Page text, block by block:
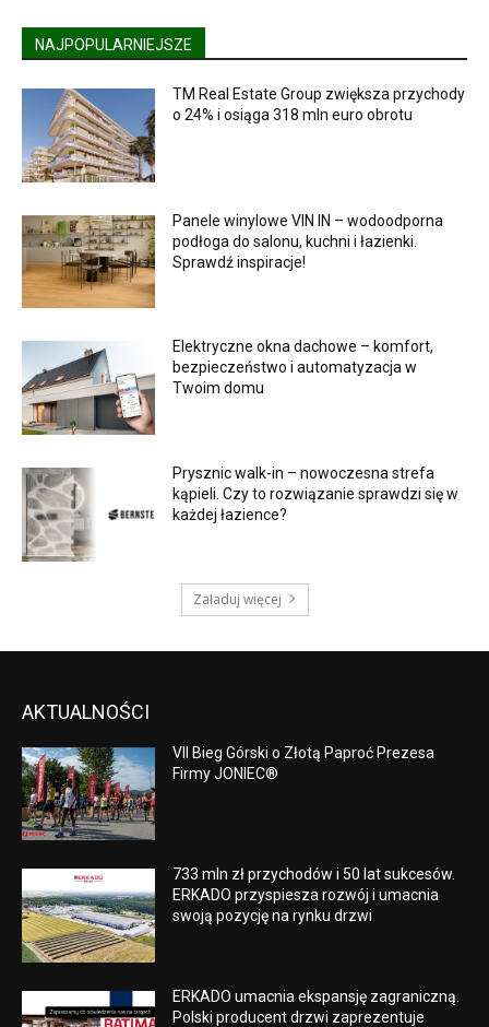
NAJPOPULARNIEJSZE
TM Real Estate Group zwiększa przychody
o 24% i osiąga 318 mln euro obrotu
Panele winylowe VIN IN – wodoodporna
podłoga do salonu, kuchni i łazienki.
Sprawdź inspiracje!
Elektryczne okna dachowe – komfort,
bezpieczeństwo i automatyzacja w
Twoim domu
Prysznic walk-in – nowoczesna strefa
kąpieli. Czy to rozwiązanie sprawdzi się w
każdej łazience?
Załaduj więcej
AKTUALNOŚCI
VII Bieg Górski o Złotą Paproć Prezesa
Firmy JONIEC®
733 mln zł przychodów i 50 lat sukcesów.
ERKADO przyspiesza rozwój i umacnia
swoją pozycję na rynku drzwi
ERKADO umacnia ekspansję zagraniczną.
Polski producent drzwi zaprezentuje